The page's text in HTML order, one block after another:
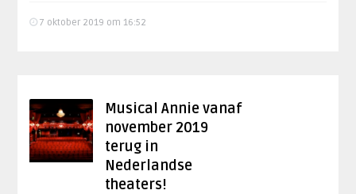
7 oktober 2019 om 16:52
Musical Annie vanaf
november 2019
terug in
Nederlandse
theaters!